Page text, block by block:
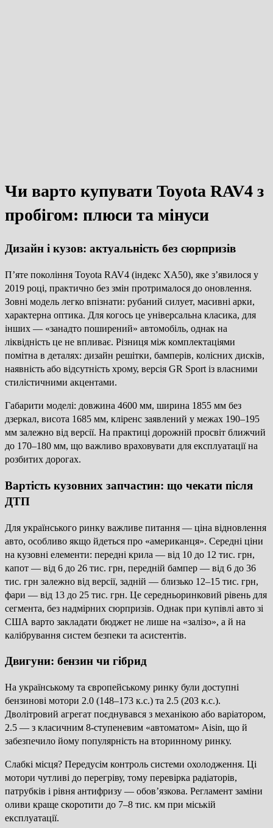
Чи варто купувати Toyota RAV4 з
пробігом: плюси та мінуси
Дизайн і кузов: актуальність без сюрпризів
П’яте покоління Toyota RAV4 (індекс XA50), яке з’явилося у
2019 році, практично без змін протрималося до оновлення.
Зовні модель легко впізнати: рубаний силует, масивні арки,
характерна оптика. Для когось це універсальна класика, для
інших — «занадто поширений» автомобіль, однак на
ліквідність це не впливає. Різниця між комплектаціями
помітна в деталях: дизайн решітки, бамперів, колісних дисків,
наявність або відсутність хрому, версія GR Sport із власними
стилістичними акцентами.
Габарити моделі: довжина 4600 мм, ширина 1855 мм без
дзеркал, висота 1685 мм, кліренс заявлений у межах 190–195
мм залежно від версії. На практиці дорожній просвіт ближчий
до 170–180 мм, що важливо враховувати для експлуатації на
розбитих дорогах.
Вартість кузовних запчастин: що чекати після
ДТП
Для українського ринку важливе питання — ціна відновлення
авто, особливо якщо йдеться про «американця». Середні ціни
на кузовні елементи: передні крила — від 10 до 12 тис. грн,
капот — від 6 до 26 тис. грн, передній бампер — від 6 до 36
тис. грн залежно від версії, задній — близько 12–15 тис. грн,
фари — від 13 до 25 тис. грн. Це середньоринковий рівень для
сегмента, без надмірних сюрпризів. Однак при купівлі авто зі
США варто закладати бюджет не лише на «залізо», а й на
калібрування систем безпеки та асистентів.
Двигуни: бензин чи гібрид
На українському та європейському ринку були доступні
бензинові мотори 2.0 (148–173 к.с.) та 2.5 (203 к.с.).
Дволітровий агрегат поєднувався з механікою або варіатором,
2.5 — з класичним 8-ступеневим «автоматом» Aisin, що й
забезпечило йому популярність на вторинному ринку.
Слабкі місця? Передусім контроль системи охолодження. Ці
мотори чутливі до перегріву, тому перевірка радіаторів,
патрубків і рівня антифризу — обов’язкова. Регламент заміни
оливи краще скоротити до 7–8 тис. км при міській
експлуатації.